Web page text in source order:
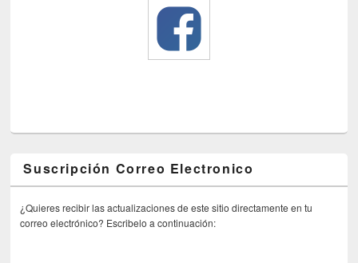
Suscripción Correo Electronico
¿Quieres recibir las actualizaciones de este sitio directamente en tu
correo electrónico? Escribelo a continuación: